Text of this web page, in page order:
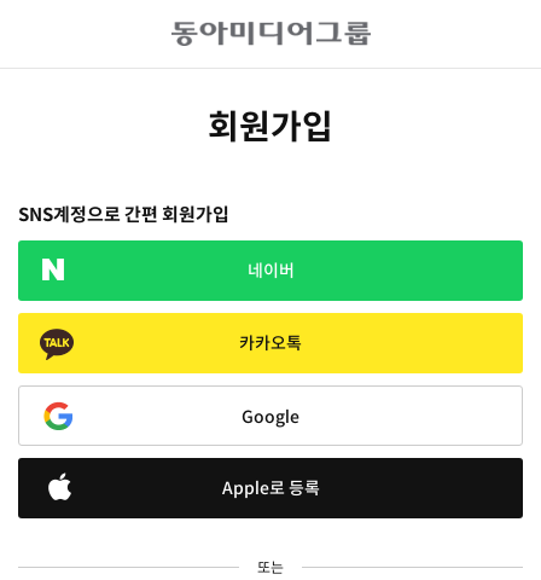
회원가입
SNS계정으로 간편 회원가입
네이버
카카오톡
Google
Apple로 등록
또는